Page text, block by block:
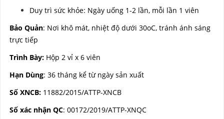
Duy trì sức khỏe: Ngày uống 1-2 lần, mỗi lần 1 viên
Bảo Quản: Nơi khô mát, nhiệt độ dưới 30oC, tránh ánh sáng
trực tiếp
Trình Bày: Hộp 2 vỉ x 6 viên
Hạn Dùng: 36 tháng kể từ ngày sản xuất
Số XNCB: 11882/2015/ATTP-XNCB
Số xác nhận QC: 00172/2019/ATTP-XNQC